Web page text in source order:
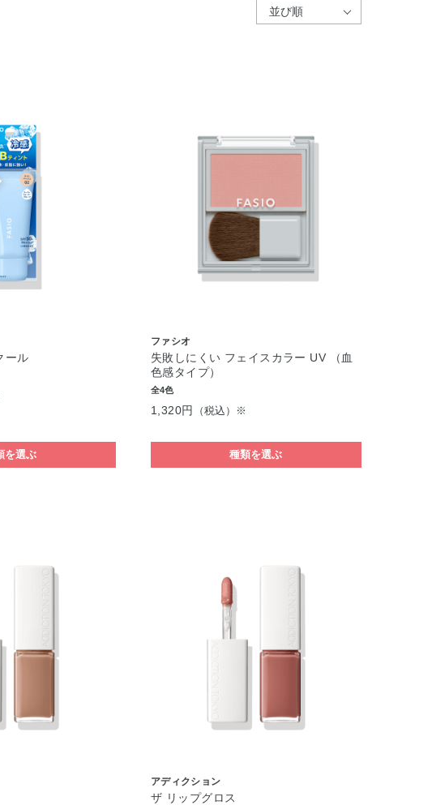
ール
を選ぶ
ファシオ
失敗しにくい フェイスカラー UV （血
色感タイプ）
全4色
1,320円 （税込）※
種類を選ぶ
アディクション
ザ リップグロス